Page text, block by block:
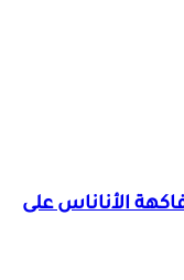
الأناناس على